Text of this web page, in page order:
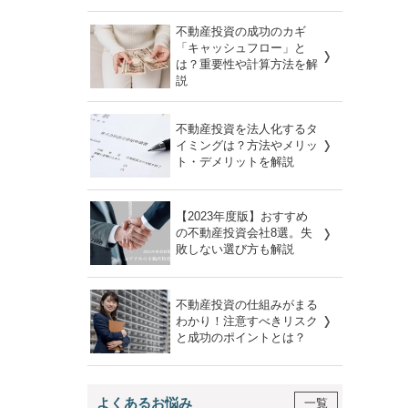
不動産投資の成功のカギ
「キャッシュフロー」と
は？重要性や計算方法を解
説
不動産投資を法人化するタ
イミングは？方法やメリッ
ト・デメリットを解説
【2023年度版】おすすめ
の不動産投資会社8選。失
敗しない選び方も解説
不動産投資の仕組みがまる
わかり！注意すべきリスク
と成功のポイントとは？
よくあるお悩み 一覧